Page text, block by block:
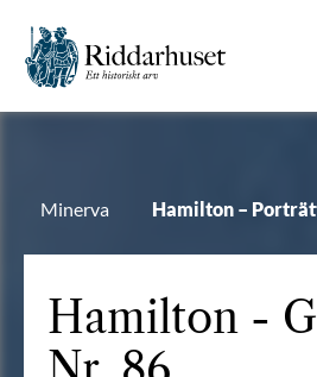
Minerva Hamilton –
Hamilton -